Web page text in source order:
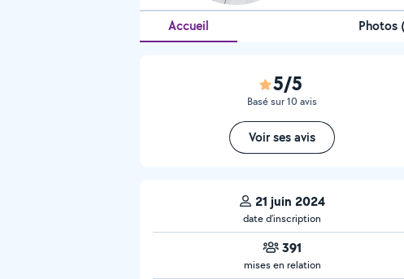
Accueil Photos
5/5
Basé sur 10 avis
Voir ses avis
21 juin 2024
date d’inscription
391
mises en relation